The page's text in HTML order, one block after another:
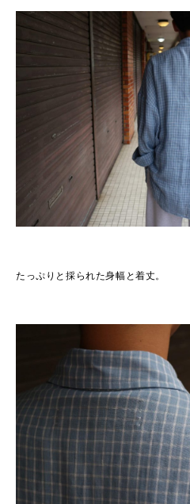
たっぷりと採られた身幅と着丈。